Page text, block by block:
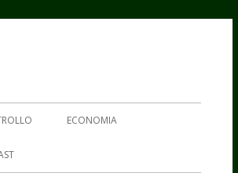
ECONOMIA